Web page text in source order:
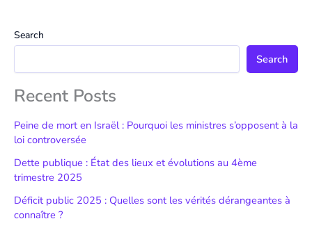
Search
Search
Recent Posts
Peine de mort en Israël : Pourquoi les ministres s’opposent à la
loi controversée
Dette publique : État des lieux et évolutions au 4ème
trimestre 2025
Déficit public 2025 : Quelles sont les vérités dérangeantes à
connaître ?